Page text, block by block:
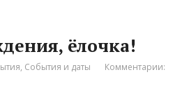
ёлочка!
, События и даты
Комментарии: